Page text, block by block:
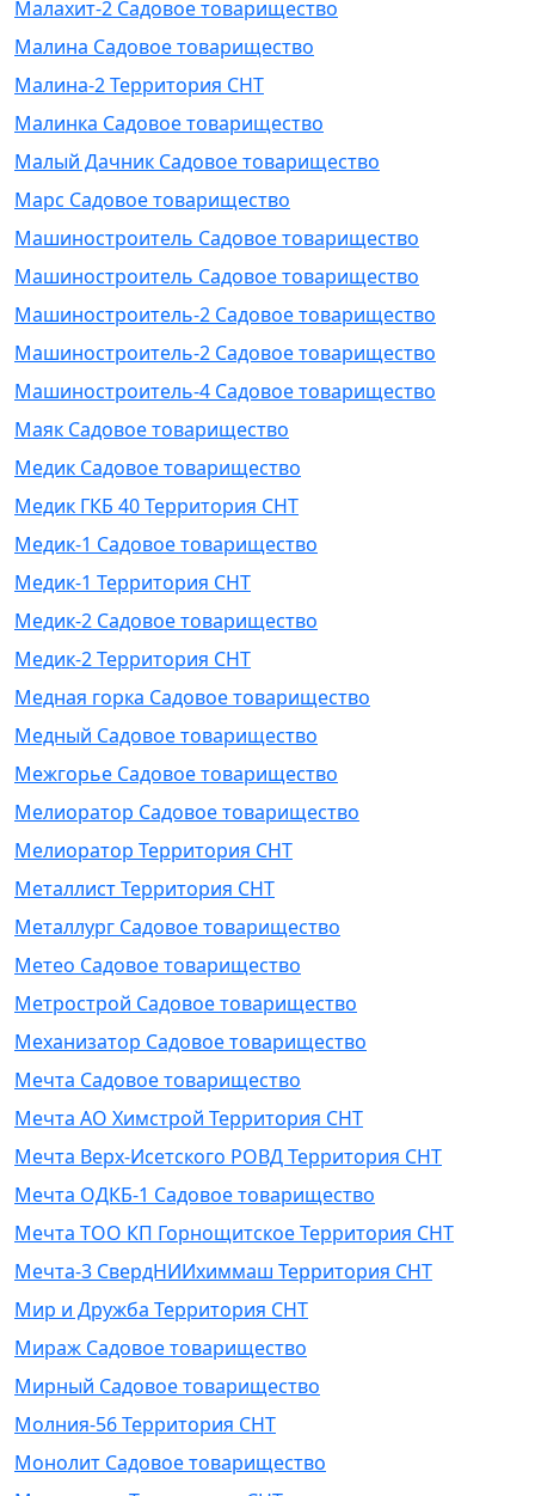
Малахит-2 Садовое товарищество
Малина Садовое товарищество
Малина-2 Территория СНТ
Малинка Садовое товарищество
Малый Дачник Садовое товарищество
Марс Садовое товарищество
Машиностроитель Садовое товарищество
Машиностроитель Садовое товарищество
Машиностроитель-2 Садовое товарищество
Машиностроитель-2 Садовое товарищество
Машиностроитель-4 Садовое товарищество
Маяк Садовое товарищество
Медик Садовое товарищество
Медик ГКБ 40 Территория СНТ
Медик-1 Садовое товарищество
Медик-1 Территория СНТ
Медик-2 Садовое товарищество
Медик-2 Территория СНТ
Медная горка Садовое товарищество
Медный Садовое товарищество
Межгорье Садовое товарищество
Мелиоратор Садовое товарищество
Мелиоратор Территория СНТ
Металлист Территория СНТ
Металлург Садовое товарищество
Метео Садовое товарищество
Метрострой Садовое товарищество
Механизатор Садовое товарищество
Мечта Садовое товарищество
Мечта АО Химстрой Территория СНТ
Мечта Верх-Исетского РОВД Территория СНТ
Мечта ОДКБ-1 Садовое товарищество
Мечта ТОО КП Горнощитское Территория СНТ
Мечта-3 СвердНИИхиммаш Территория СНТ
Мир и Дружба Территория СНТ
Мираж Садовое товарищество
Мирный Садовое товарищество
Молния-56 Территория СНТ
Монолит Садовое товарищество